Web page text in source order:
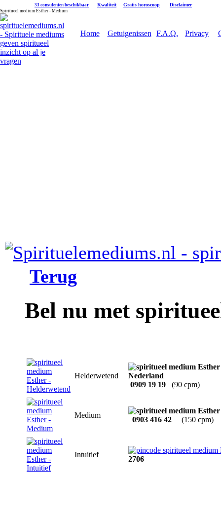
33 consulenten beschikbaar Kwaliteit Gratis horoscoop Disclaimer
Spiritueel medium Esther - Medium
Home Getuigenissen F.A.Q. Privacy
Terug
Bel nu met
Helderwetend
0909 19 19
(90 cpm)
Medium
0903 416 42 (150 cpm)
Intuitief
2706